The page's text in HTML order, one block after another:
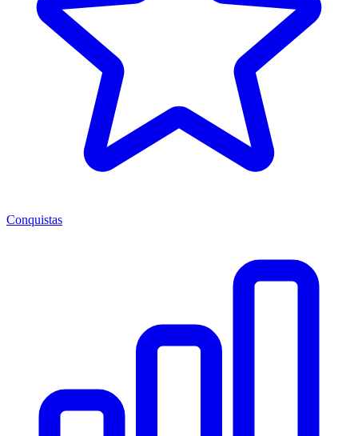
Conquistas